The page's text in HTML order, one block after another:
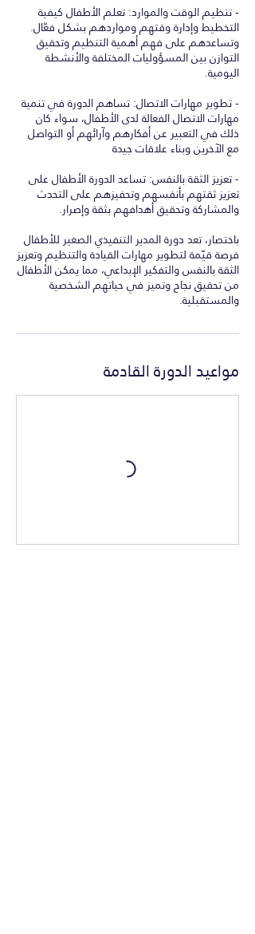
- تنظيم الوقت والموارد: تعلم الأطفال كيفية
التخطيط وإدارة وقتهم ومواردهم بشكل فعّال.
وتساعدهم على فهم أهمية التنظيم وتحقيق
التوازن بين المسؤوليات المختلفة والأنشطة
- تطوير مهارات الاتصال: تساهم الدورة في تنمية
مهارات الاتصال الفعالة لدى الأطفال، سواء كان
ذلك في التعبير عن أفكارهم وآرائهم أو التواصل
- تعزيز الثقة بالنفس: تساعد الدورة الأطفال على
تعزيز ثقتهم بأنفسهم وتحفيزهم على التحدث
باختصار، تعد دورة المدير التنفيذي الصغير للأطفال
فرصة قيّمة لتطوير مهارات القيادة والتنظيم وتعزيز
الثقة بالنفس والتفكير الإبداعي، مما يمكن الأطفال
من تحقيق نجاح وتميز في حياتهم الشخصية
والمستقبلية.
مواعيد الدورة القادمة